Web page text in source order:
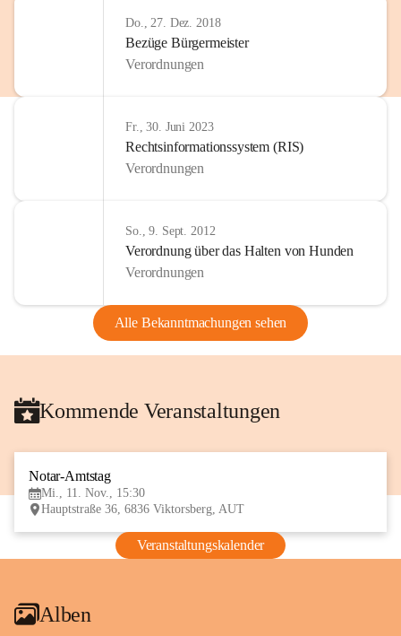
Do., 27. Dez. 2018
Bezüge Bürgermeister
Verordnungen
Fr., 30. Juni 2023
Rechtsinformationssystem (RIS)
Verordnungen
So., 9. Sept. 2012
Verordnung über das Halten von Hunden
Verordnungen
Alle Bekanntmachungen sehen
Kommende Veranstaltungen
Notar-Amtstag
Mi., 11. Nov., 15:30
Hauptstraße 36, 6836 Viktorsberg, AUT
Veranstaltungskalender
Alben